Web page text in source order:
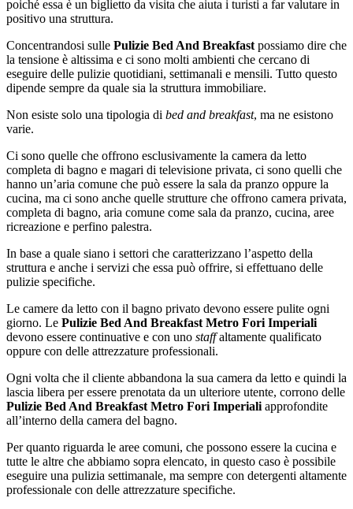
poiché essa è un biglietto da visita che aiuta i turisti a far valutare in
positivo una struttura.
Concentrandosi sulle Pulizie Bed And Breakfast possiamo dire che
la tensione è altissima e ci sono molti ambienti che cercano di
eseguire delle pulizie quotidiani, settimanali e mensili. Tutto questo
dipende sempre da quale sia la struttura immobiliare.
Non esiste solo una tipologia di bed and breakfast, ma ne esistono
varie.
Ci sono quelle che offrono esclusivamente la camera da letto
completa di bagno e magari di televisione privata, ci sono quelli che
hanno un’aria comune che può essere la sala da pranzo oppure la
cucina, ma ci sono anche quelle strutture che offrono camera privata,
completa di bagno, aria comune come sala da pranzo, cucina, aree
ricreazione e perfino palestra.
In base a quale siano i settori che caratterizzano l’aspetto della
struttura e anche i servizi che essa può offrire, si effettuano delle
pulizie specifiche.
Le camere da letto con il bagno privato devono essere pulite ogni
giorno. Le Pulizie Bed And Breakfast Metro Fori Imperiali
devono essere continuative e con uno staffaltamente qualificato
oppure con delle attrezzature professionali.
Ogni volta che il cliente abbandona la sua camera da letto e quindi la
lascia libera per essere prenotata da un ulteriore utente, corrono delle
Pulizie Bed And Breakfast Metro Fori Imperiali approfondite
all’interno della camera del bagno.
Per quanto riguarda le aree comuni, che possono essere la cucina e
tutte le altre che abbiamo sopra elencato, in questo caso è possibile
eseguire una pulizia settimanale, ma sempre con detergenti altamente
professionale con delle attrezzature specifiche.